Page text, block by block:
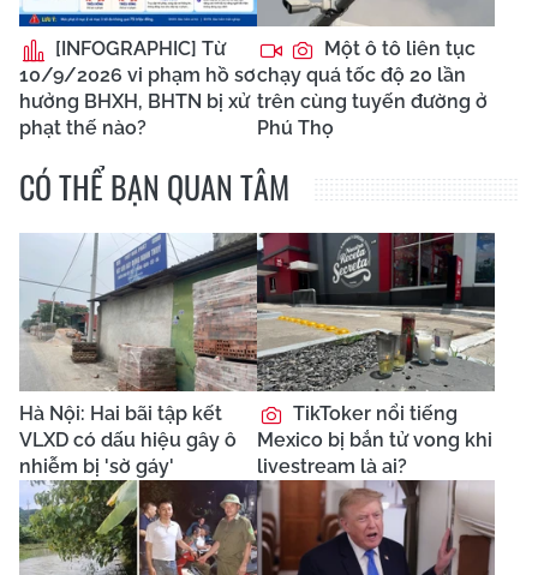
[INFOGRAPHIC] Từ
10/9/2026 vi phạm hồ sơ
hưởng BHXH, BHTN bị xử
phạt thế nào?
Một ô tô liên tục
chạy quá tốc độ 20 lần
trên cùng tuyến đường ở
Phú Thọ
CÓ THỂ BẠN QUAN TÂM
Hà Nội: Hai bãi tập kết
VLXD có dấu hiệu gây ô
nhiễm bị 'sờ gáy'
TikToker nổi tiếng
Mexico bị bắn tử vong khi
livestream là ai?